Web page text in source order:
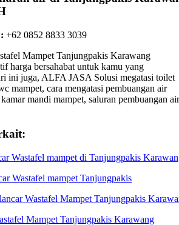
+62 0852 8833 3039
Mampet Tanjungpakis Karawang
harga bersahabat untuk kamu yang
ini juga, ALFA JASA Solusi megatasi toilet
mampet, cara mengatasi pembuangan air
mandi mampet, saluran pembuangan air
Wastafel mampet di Tanjungpakis
Wastafel mampet Tanjungpakis
Wastafel Mampet Tanjungpakis
Mampet Tanjungpakis Karawang